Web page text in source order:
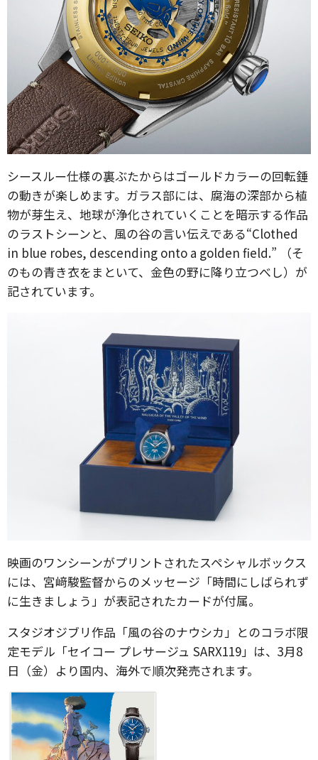
シースルー仕様の裏ぶたからはゴールドカラーの回転錘
の動きが楽しめます。ガラス部には、腐海の深部から植
物が芽生え、地球が浄化されていくことを暗示する作品
のラストシーンと、風の谷の言い伝えである“Clothed
in blue robes, descending onto a golden field.” （そ
のもの青き衣をまといて、金色の野に降り立つべし）が
記されています。
映画のワンシーンがプリントされたスペシャルボックス
には、宮﨑駿監督からのメッセージ「時間にしばられず
に生きましょう」が表記されたカードが付属。
スタジオジブリ作品「風の谷のナウシカ」とのコラボ限
定モデル「セイコー プレサージュ SARX119」は、3月8
日（金）より国内、海外で順次発売されます。